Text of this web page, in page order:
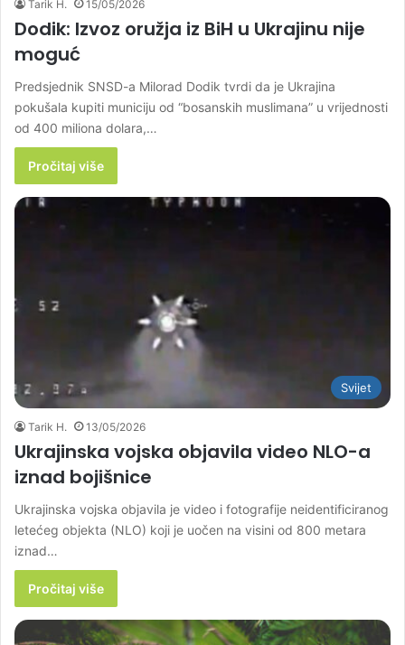
Tarik H. 15/05/2026
Dodik: Izvoz oružja iz BiH u Ukrajinu nije
moguć
Predsjednik SNSD-a Milorad Dodik tvrdi da je Ukrajina
pokušala kupiti municiju od “bosanskih muslimana” u vrijednosti
od 400 miliona dolara,…
Pročitaj više
Svijet
Tarik H. 13/05/2026
Ukrajinska vojska objavila video NLO-a
iznad bojišnice
Ukrajinska vojska objavila je video i fotografije neidentificiranog
letećeg objekta (NLO) koji je uočen na visini od 800 metara
iznad…
Pročitaj više